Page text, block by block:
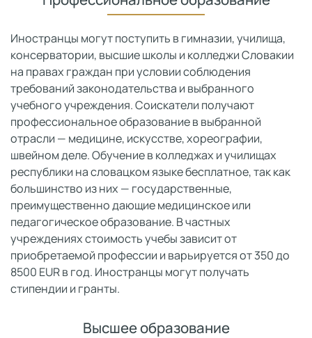
Иностранцы могут поступить в гимназии, училища,
консерватории, высшие школы и колледжи Словакии
на правах граждан при условии соблюдения
требований законодательства и выбранного
учебного учреждения. Соискатели получают
профессиональное образование в выбранной
отрасли — медицине, искусстве, хореографии,
швейном деле. Обучение в колледжах и училищах
республики на словацком языке бесплатное, так как
большинство из них — государственные,
преимущественно дающие медицинское или
педагогическое образование. В частных
учреждениях стоимость учебы зависит от
приобретаемой профессии и варьируется от 350 до
8500 EUR в год. Иностранцы могут получать
стипендии и гранты.
Высшее образование